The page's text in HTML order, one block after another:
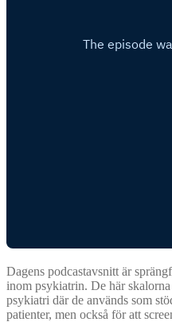
Dagens podcastavsnitt är
inom psykiatrin. De här
psykiatri där de används som
patienter, men också för att